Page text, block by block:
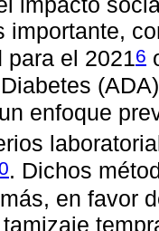
importante,
para el 20216
enfoque
. Dichos
en favor